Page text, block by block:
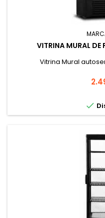
VITRINA MURAL
Vitrina Mural
